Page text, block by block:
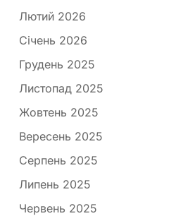
Лютий 2026
Січень 2026
Грудень 2025
Листопад 2025
Жовтень 2025
Вересень 2025
Серпень 2025
Липень 2025
Червень 2025